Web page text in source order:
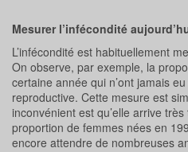
Mesurer l’infécondité
L’infécondité est habituellement
On observe, par exemple, la
certaine année qui n’ont jamais
reproductive. Cette mesure est
inconvénient est qu’elle arrive
proportion de femmes nées en
encore attendre de nombreuses